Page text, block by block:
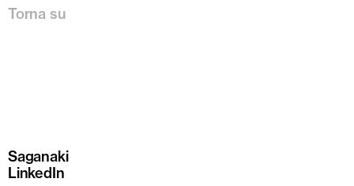
Torna su
Saganaki
LinkedIn